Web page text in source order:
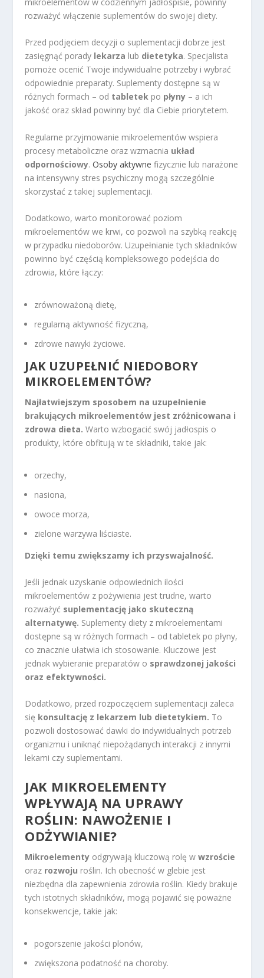
rozważyć włączenie suplementów do swojej diety.
Przed podjęciem decyzji o suplementacji dobrze jest
zasięgnąć porady lekarza lub dietetyka. Specjalista
pomoże ocenić Twoje indywidualne potrzeby i wybrać
odpowiednie preparaty. Suplementy dostępne są w
różnych formach – od tabletek po płyny – a ich
jakość oraz skład powinny być dla Ciebie priorytetem.
Regularne przyjmowanie mikroelementów wspiera
procesy metaboliczne oraz wzmacnia układ
odpornościowy.Osoby aktywne fizycznie lub narażone
na intensywny stres psychiczny mogą szczególnie
skorzystać z takiej suplementacji.
Dodatkowo, warto monitorować poziom
mikroelementów we krwi, co pozwoli na szybką reakcję
w przypadku niedoborów. Uzupełnianie tych składników
powinno być częścią kompleksowego podejścia do
zdrowia, które łączy:
zrównoważoną dietę,
regularną aktywność fizyczną,
zdrowe nawyki życiowe.
JAK UZUPEŁNIĆ NIEDOBORY
MIKROELEMENTÓW?
Najłatwiejszym sposobem na uzupełnienie
brakujących mikroelementów jest zróżnicowana i
zdrowa dieta. Warto wzbogacić swój jadłospis o
produkty, które obfitują w te składniki, takie jak:
orzechy,
nasiona,
owoce morza,
zielone warzywa liściaste.
Dzięki temu zwiększamy ich przyswajalność.
Jeśli jednak uzyskanie odpowiednich ilości
mikroelementów z pożywienia jest trudne, warto
rozważyć suplementację jako skuteczną
alternatywę. Suplementy diety z mikroelementami
dostępne są w różnych formach – od tabletek po płyny,
co znacznie ułatwia ich stosowanie. Kluczowe jest
jednak wybieranie preparatów o sprawdzonej jakości
oraz efektywności.
Dodatkowo, przed rozpoczęciem suplementacji zaleca
się konsultację z lekarzem lub dietetykiem. To
pozwoli dostosować dawki do indywidualnych potrzeb
organizmu i uniknąć niepożądanych interakcji z innymi
lekami czy suplementami.
JAK MIKROELEMENTY
WPŁYWAJĄ NA UPRAWY
ROŚLIN: NAWOŻENIE I
ODŻYWIANIE?
Mikroelementy odgrywają kluczową rolę wwzroście
oraz rozwoju roślin. Ich obecność w glebie jest
niezbędna dla zapewnienia zdrowia roślin. Kiedy brakuje
tych istotnych składników, mogą pojawić się poważne
konsekwencje, takie jak:
pogorszenie jakości plonów,
zwiększona podatność na choroby.